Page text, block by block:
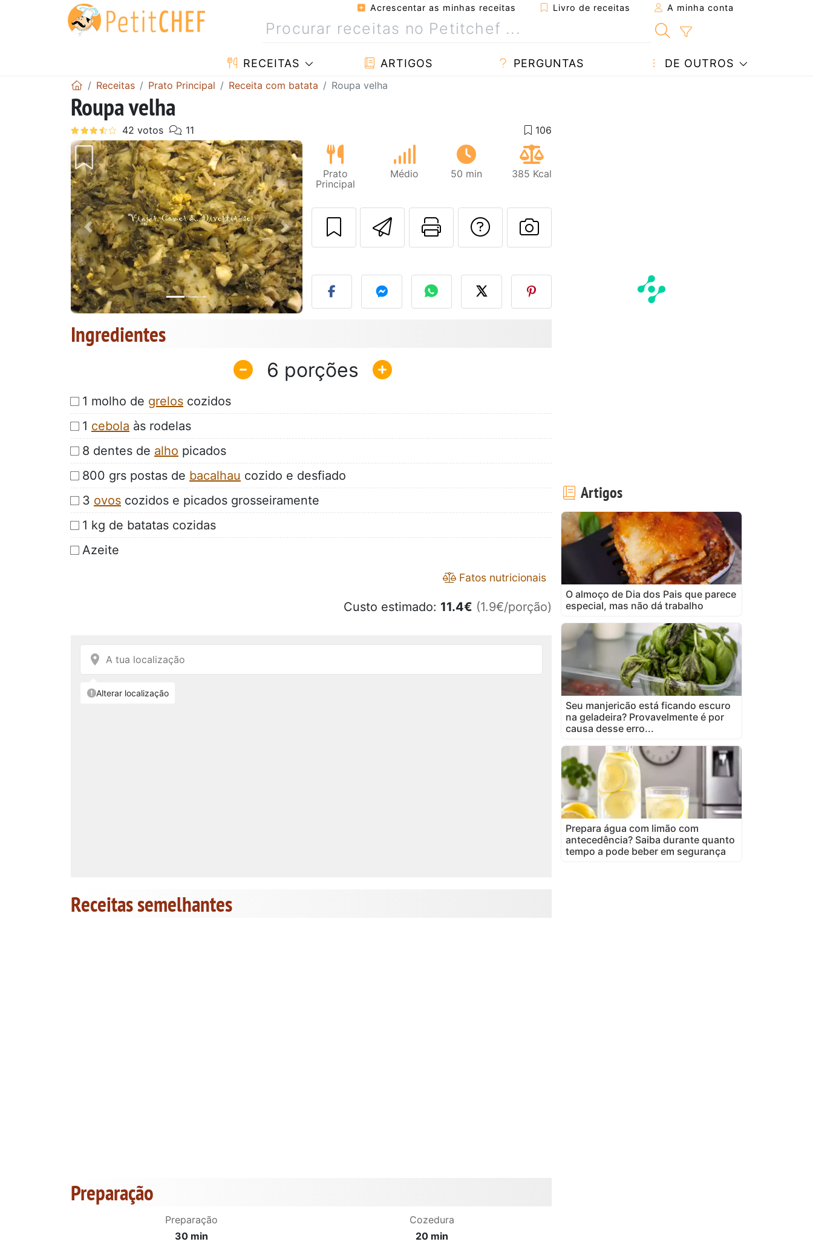
Acrescentar as minhas receitas Livro de receitas A minha conta
RECEITAS ARTIGOS PERGUNTAS DE OUTROS
Receitas Prato Principal Receita com batata Roupa velha
Roupa velha
Anterior Next
Prato
Principal
Médio 50 min 385 Kcal
Enviar esta receita a um amigo
Imprima esta página
Falar com o autor da receita
Fez esta receita? Compartilhe
Ingredientes
6
1 molho de grelos cozidos
1 cebola às rodelas
8 dentes de alho picados
800 grs postas de bacalhau cozido e desfiado
3 ovos cozidos e picados grosseiramente
1 kg de batatas cozidas
Azeite
Fatos nutricionais
Custo estimado: 11.4€ (1.9€/porção)
Receitas semelhantes
Preparação
Preparação
30 min
Cozedura
20 min
Artigos
O almoço de Dia dos Pais que parece
especial, mas não dá trabalho
Seu manjericão está ficando escuro
na geladeira? Provavelmente é por
causa desse erro...
Prepara água com limão com
antecedência? Saiba durante quanto
tempo a pode beber em segurança